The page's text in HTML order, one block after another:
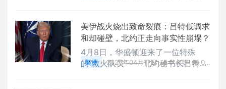
美伊战火烧出致命裂痕：吕特低调求
和却碰壁，北约正走向事实性崩塌？
4月8日，华盛顿迎来了一位特殊
的“救火队员”——北约秘书长吕特。
美洲 2026年04月17日 0 点赞
0